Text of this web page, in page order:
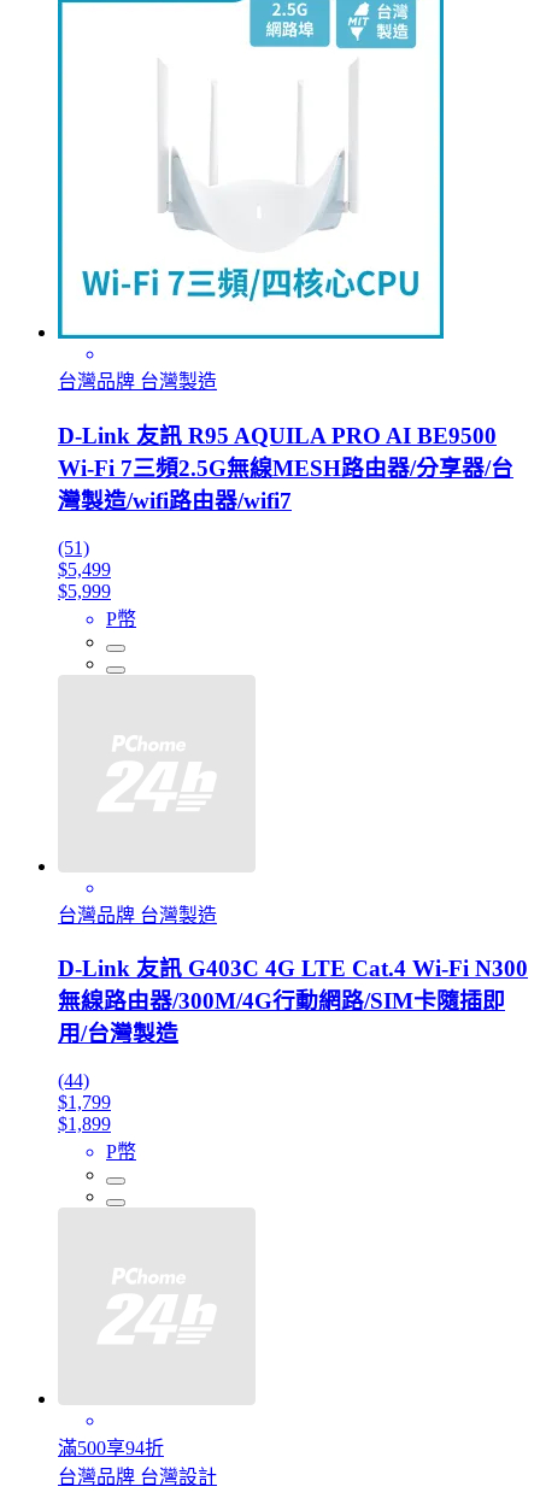
台灣品牌 台灣製造
D-Link 友訊 R95 AQUILA PRO AI BE9500
Wi-Fi 7三頻2.5G無線MESH路由器/分享器/台
灣製造/wifi路由器/wifi7
(51)
$5,499
$5,999
P幣
台灣品牌 台灣製造
D-Link 友訊 G403C 4G LTE Cat.4 Wi-Fi N300
無線路由器/300M/4G行動網路/SIM卡隨插即
用/台灣製造
(44)
$1,799
$1,899
P幣
滿500享94折
台灣品牌 台灣設計